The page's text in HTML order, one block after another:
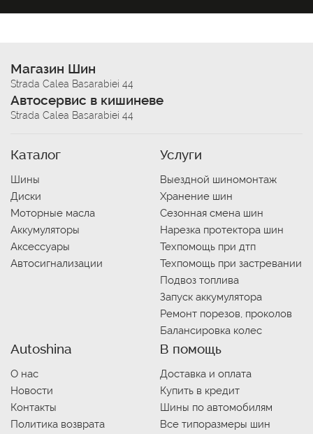
Магазин Шин
Strada Calea Basarabiei 44
Автосервис в кишиневе
Strada Calea Basarabiei 44
Каталог
Шины
Диски
Моторные масла
Аккумуляторы
Аксессуары
Автосигнализации
Услуги
Выездной шиномонтаж
Хранение шин
Сезонная смена шин
Нарезка протектора шин
Техпомощь при дтп
Техпомощь при застревании
Подвоз топлива
Запуск аккумулятора
Ремонт порезов, проколов
Балансировка колес
Autoshina
О нас
Новости
Контакты
Политика возврата
В помощь
Доставка и оплата
Купить в кредит
Шины по автомобилям
Все типоразмеры шин